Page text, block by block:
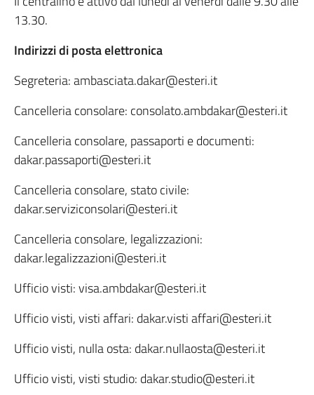
13.30.
Indirizzi di posta elettronica
Segreteria: ambasciata.dakar@esteri.it
Cancelleria consolare: consolato.ambdakar@esteri.it
Cancelleria consolare, passaporti e documenti:
dakar.passaporti@esteri.it
Cancelleria consolare, stato civile:
dakar.serviziconsolari@esteri.it
Cancelleria consolare, legalizzazioni:
dakar.legalizzazioni@esteri.it
Ufficio visti: visa.ambdakar@esteri.it
Ufficio visti, visti affari: dakar.visti affari@esteri.it
Ufficio visti, nulla osta: dakar.nullaosta@esteri.it
Ufficio visti, visti studio: dakar.studio@esteri.it